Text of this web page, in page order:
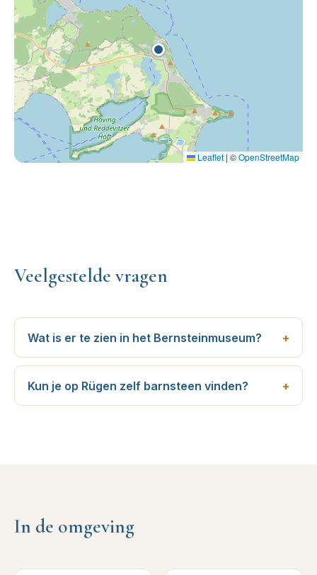
Leaflet | ©OpenStreetMap
Veelgestelde vragen
Wat is er te zien in het Bernsteinmuseum?
Kun je op Rügen zelf barnsteen vinden?
In de omgeving